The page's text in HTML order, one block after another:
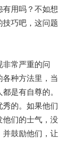
有用吗？不如想
技巧吧，这问题
常严重的问
种方法里，当
是有自尊的。
秀的。如果他们
他们的士气，没
并鼓励他们，让